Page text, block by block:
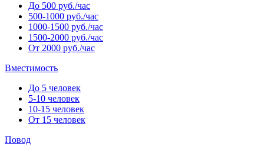
До 500 руб./час
500-1000 руб./час
1000-1500 руб./час
1500-2000 руб./час
От 2000 руб./час
Вместимость
До 5 человек
5-10 человек
10-15 человек
От 15 человек
Повод